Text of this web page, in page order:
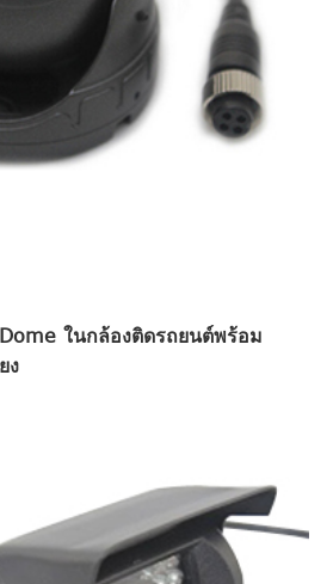
ในกล้องติดรถยนต์พร้อม
ง